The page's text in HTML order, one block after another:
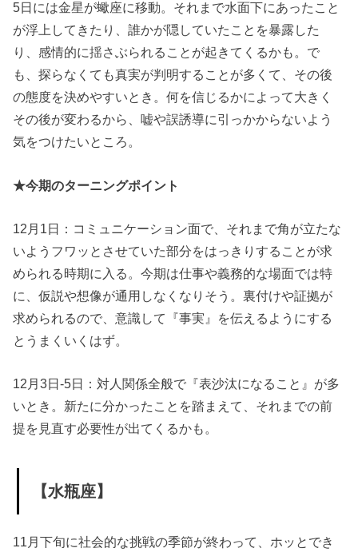
5日には金星が蠍座に移動。それまで水面下にあったこと
が浮上してきたり、誰かが隠していたことを暴露した
り、感情的に揺さぶられることが起きてくるかも。で
も、探らなくても真実が判明することが多くて、その後
の態度を決めやすいとき。何を信じるかによって大きく
その後が変わるから、嘘や誤誘導に引っかからないよう
気をつけたいところ。
★今期のターニングポイント
12月1日：コミュニケーション面で、それまで角が立たな
いようフワッとさせていた部分をはっきりすることが求
められる時期に入る。今期は仕事や義務的な場面では特
に、仮説や想像が通用しなくなりそう。裏付けや証拠が
求められるので、意識して『事実』を伝えるようにする
とうまくいくはず。
12月3日-5日：対人関係全般で『表沙汰になること』が多
いとき。新たに分かったことを踏まえて、それまでの前
提を見直す必要性が出てくるかも。
【水瓶座】
11月下旬に社会的な挑戦の季節が終わって、ホッとでき